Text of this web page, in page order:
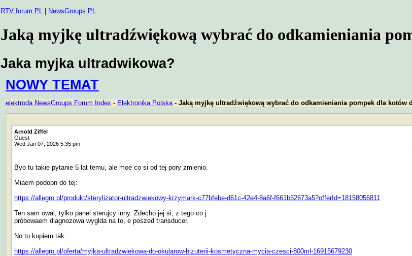
RTV forum PL NewsGroups PL
Jaką myjkę ultradźwiękową wybrać do odkamieniania
Jaka myjka ultradwikowa?
NOWY TEMAT
elektroda NewsGroups Forum Index - Elektronika Polska- Jaką myjkę ultradźwiękową wybrać do odkamieniania pompek dla kotów
Arnold Ziffel
Guest
Wed Jan 07, 2026 5:35 pm
Byo tu takie pytanie 5 lat temu, ale moe co si od tej pory zmienio.
Miaem podobn do tej:
https://allegro.pl/produkt/sterylizator-ultradzwiekowy-krzymark-c77bfebe-d61c-42e4-8a6f-f661b52673a5?offerId=18158056811
Ten sam owal, tylko panel sterujcy inny. Zdecho jej si, z tego co j
próbowaem diagnozowa wyglda na to, e poszed transducer.
No to kupiem tak:
https://allegro.pl/oferta/myjka-ultradzwiekowa-do-okularow-bizuterii-kosmetyczna-mycia-czesci-800ml-16915679230